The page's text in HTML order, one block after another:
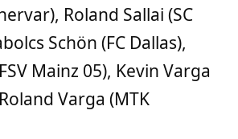
Roland Sallai (SC
Schön (FC Dallas),
Mainz 05), Kevin Varga
Varga (MTK